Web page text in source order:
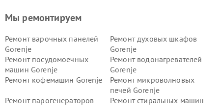
Мы ремонтируем
Ремонт варочных панелей
Gorenje
Ремонт духовых шкафов
Gorenje
Ремонт посудомоечных
машин Gorenje
Ремонт водонагревателей
Gorenje
Ремонт кофемашин Gorenje
Ремонт микроволновых
печей Gorenje
Ремонт парогенераторов
Ремонт стиральных машин